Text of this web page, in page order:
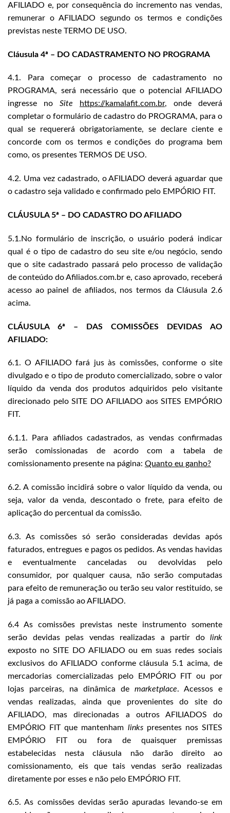
AFILIADO e, por consequência do incremento nas vendas,
remunerar o AFILIADO segundo os termos e condições
previstas neste TERMO DE USO.
Cláusula 4ª – DO CADASTRAMENTO NO PROGRAMA
4.1. Para começar o processo de cadastramento no
PROGRAMA, será necessário que o potencial AFILIADO
ingresse no Site https://kamalafit.com.br, onde deverá
completar o formulário de cadastro do PROGRAMA, para o
qual se requererá obrigatoriamente, se declare ciente e
concorde com os termos e condições do programa bem
como, os presentes TERMOS DE USO.
4.2. Uma vez cadastrado, o AFILIADO deverá aguardar que
o cadastro seja validado e confirmado pelo EMPÓRIO FIT.
CLÁUSULA 5ª – DO CADASTRO DO AFILIADO
5.1.No formulário de inscrição, o usuário poderá indicar
qual é o tipo de cadastro do seu site e/ou negócio, sendo
que o site cadastrado passará pelo processo de validação
de conteúdo do Afiliados.com.br e, caso aprovado, receberá
acesso ao painel de afiliados, nos termos da Cláusula 2.6
acima.
CLÁUSULA 6ª – DAS COMISSÕES DEVIDAS AO
AFILIADO:
6.1. O AFILIADO fará jus às comissões, conforme o site
divulgado e o tipo de produto comercializado, sobre o valor
líquido da venda dos produtos adquiridos pelo visitante
direcionado pelo SITE DO AFILIADO aos SITES EMPÓRIO
FIT.
6.1.1. Para afiliados cadastrados, as vendas confirmadas
serão comissionadas de acordo com a tabela de
comissionamento presente na página: Quanto eu ganho?
6.2. A comissão incidirá sobre o valor líquido da venda, ou
seja, valor da venda, descontado o frete, para efeito de
aplicação do percentual da comissão.
6.3. As comissões só serão consideradas devidas após
faturados, entregues e pagos os pedidos. As vendas havidas
e eventualmente canceladas ou devolvidas pelo
consumidor, por qualquer causa, não serão computadas
para efeito de remuneração ou terão seu valor restituído, se
já paga a comissão ao AFILIADO.
6.4 As comissões previstas neste instrumento somente
serão devidas pelas vendas realizadas a partir do link
exposto no SITE DO AFILIADO ou em suas redes sociais
exclusivos do AFILIADO conforme cláusula 5.1 acima, de
mercadorias comercializadas pelo EMPÓRIO FIT ou por
lojas parceiras, na dinâmica de marketplace. Acessos e
vendas realizadas, ainda que provenientes do site do
AFILIADO, mas direcionadas a outros AFILIADOS do
EMPÓRIO FIT que mantenham linkspresentes nos SITES
EMPÓRIO FIT ou fora de quaisquer premissas
estabelecidas nesta cláusula não darão direito ao
comissionamento, eis que tais vendas serão realizadas
diretamente por esses e não pelo EMPÓRIO FIT.
6.5. As comissões devidas serão apuradas levando-se em